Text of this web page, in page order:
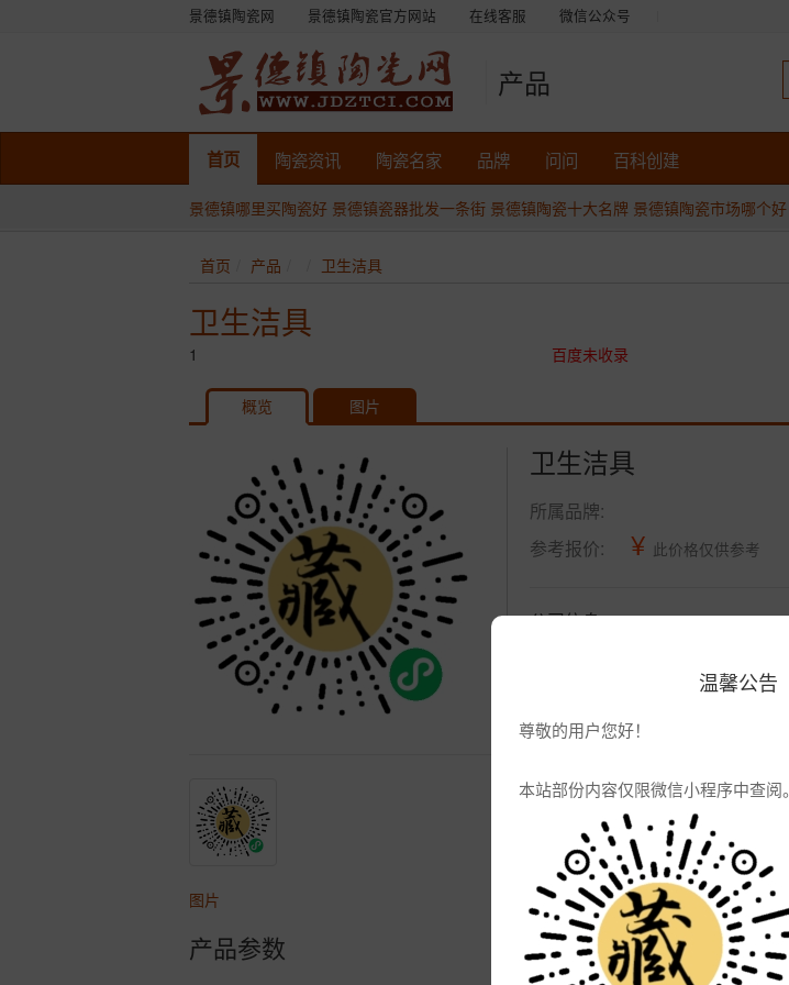
温馨公告
尊敬的用户您好！
本站部份内容仅限微信小程序中查阅。
景德镇陶瓷网 景德镇陶瓷官方网站 在线客服 微信公众号
产品
首页 陶瓷资讯 陶瓷名家 品牌 问问 百科创建
景德镇哪里买陶瓷好 景德镇瓷器批发一条街 景德镇陶瓷十大名牌 景德镇陶瓷市场哪个好
首页 产品 卫生洁具
卫生洁具
1 百度未收录
概览 图片
图片
卫生洁具
所属品牌:
参考报价:
¥ 此价格仅供参考
公司信息
产品参数